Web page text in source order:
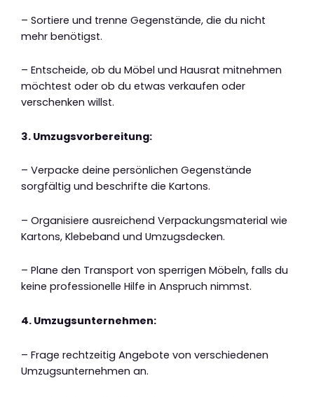
– Sortiere und trenne Gegenstände, die du nicht
mehr benötigst.
– Entscheide, ob du Möbel und Hausrat mitnehmen
möchtest oder ob du etwas verkaufen oder
verschenken willst.
3. Umzugsvorbereitung:
– Verpacke deine persönlichen Gegenstände
sorgfältig und beschrifte die Kartons.
– Organisiere ausreichend Verpackungsmaterial wie
Kartons, Klebeband und Umzugsdecken.
– Plane den Transport von sperrigen Möbeln, falls du
keine professionelle Hilfe in Anspruch nimmst.
4. Umzugsunternehmen:
– Frage rechtzeitig Angebote von verschiedenen
Umzugsunternehmen an.